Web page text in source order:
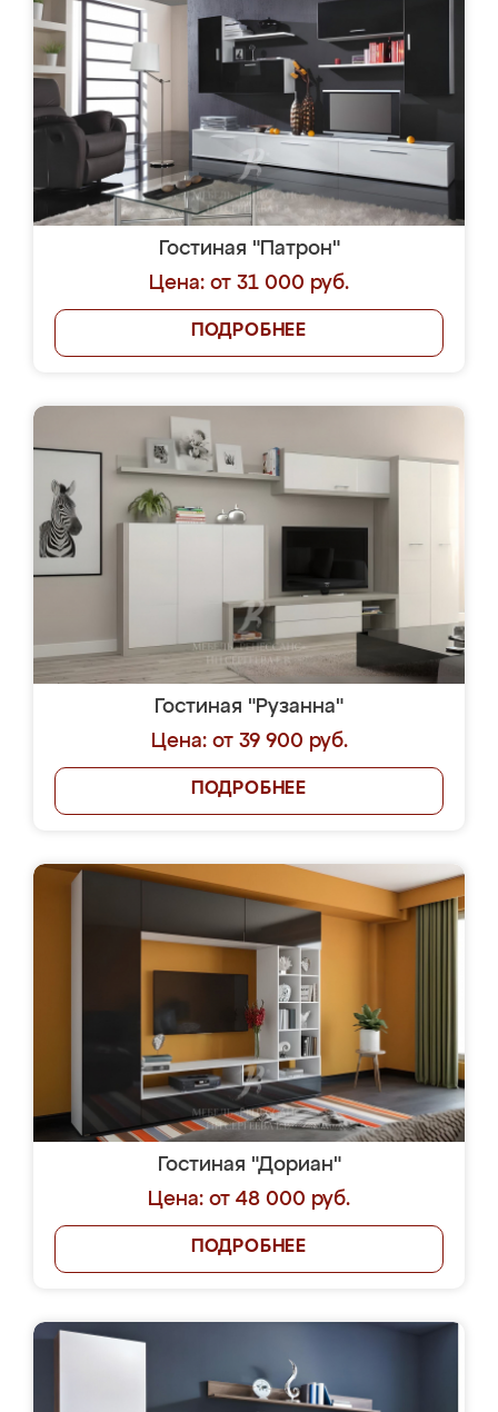
Гостиная "Патрон"
Цена: от 31 000 руб.
ПОДРОБНЕЕ
Гостиная "Рузанна"
Цена: от 39 900 руб.
ПОДРОБНЕЕ
Гостиная "Дориан"
Цена: от 48 000 руб.
ПОДРОБНЕЕ